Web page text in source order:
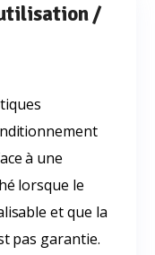
/
à une
lorsque le
et que la
pas garantie.